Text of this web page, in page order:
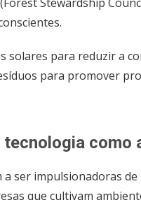
solares para reduzir a
para promover
como
ser impulsionadoras de
que cultivam